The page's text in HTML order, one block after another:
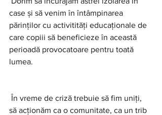
case și să venim în întâmpinarea
părinților cu activitități educaționale de
care copiii să beneficieze în această
perioadă provocatoare pentru toată
lumea.
să acționăm ca o comunitate, ca un trib